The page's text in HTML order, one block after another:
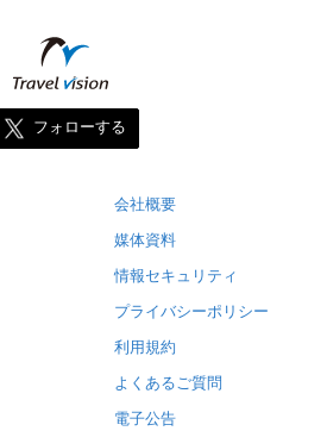
フォローする
会社概要
媒体資料
情報セキュリティ
プライバシーポリシー
利用規約
よくあるご質問
電子公告